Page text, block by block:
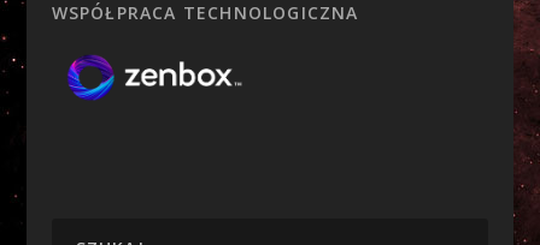
WSPÓŁPRACA TECHNOLOGICZNA